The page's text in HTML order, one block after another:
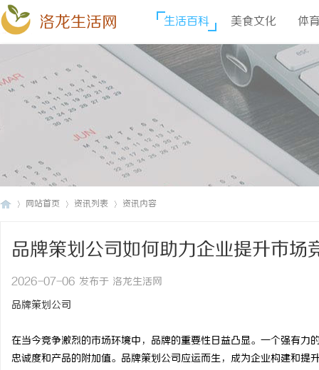
洛龙生活网 生活百科 美食文化 体
网站首页 资讯列表 资讯内容
品牌策划公司如何助力企业提升市场
2026-07-06 发布于 洛龙生活网
品牌策划公司
在当今竞争激烈的市场环境中，品牌的重要性日益凸显。一个强有
忠诚度和产品的附加值。品牌策划公司应运而生，成为企业构建和提